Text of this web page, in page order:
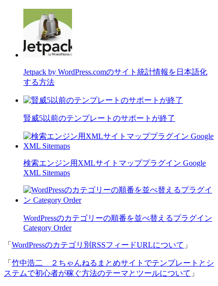
Jetpack by WordPress.comのサイト統計情報を日本語化
する方法
賢威5以前のテンプレートのサポートが終了
検索エンジン用XMLサイトマッププラグイン Google
XML Sitemaps
WordPressのカテゴリーの順番を並べ替えるプラグイン
Category Order
「 WordPressのカテゴリ別RSSフィードURLについて 」
「 竹中浩二 ２ちゃんねるまとめサイトでテンプレートとシ
ステムで初心者が稼ぐ方法のテーマとツールについて 」